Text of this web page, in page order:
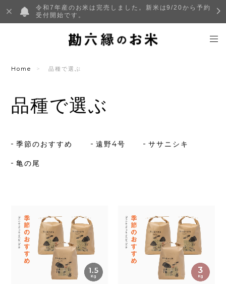
令和7年産のお米は完売しました。新米は9/20から予約
受付開始です。
Home 品種で選ぶ
品種で選ぶ
季節のおすすめ 遠野4号 ササニシキ
亀の尾